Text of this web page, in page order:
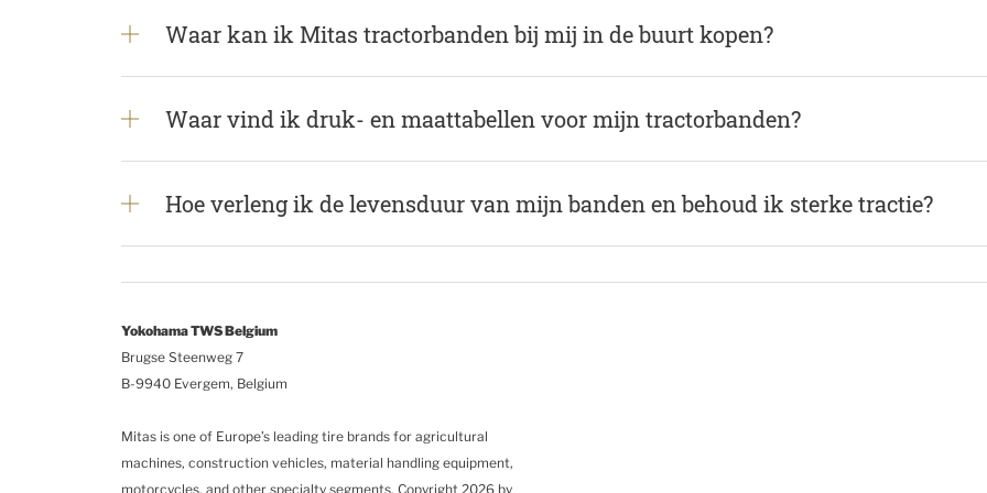
Waar kan ik Mitas tractorbanden bij mij in de buurt kopen?
Waar vind ik druk- en maattabellen voor mijn tractorbanden?
Hoe verleng ik de levensduur van mijn banden en behoud ik sterke tractie?
Yokohama TWS Belgium
Brugse Steenweg 7
B-9940 Evergem, Belgium
Mitas is one of Europe’s leading tire brands for agricultural
machines, construction vehicles, material handling equipment,
motorcycles, and other specialty segments. Copyright 2026 by